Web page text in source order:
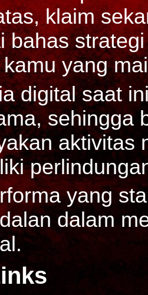
klaim
bahas
yang
digital saat
sehingga
aktivitas
yang
dalam